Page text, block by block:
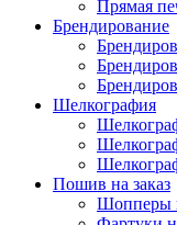
Прямая
Брендирование
Шелкография
Пошив на заказ
Шопперы